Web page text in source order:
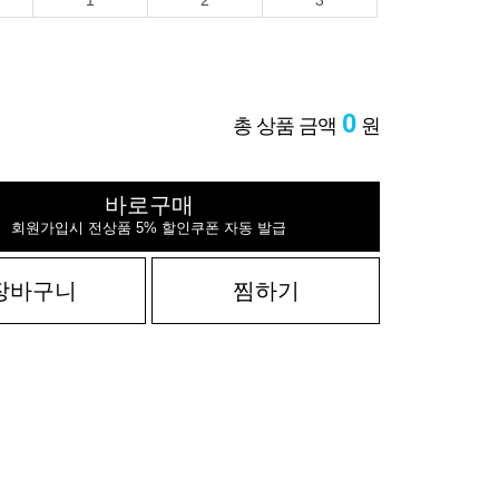
총 상품 금액 0 원
바로구매
회원가입시 전상품 5% 할인쿠폰 자동 발급
바구니 찜하기